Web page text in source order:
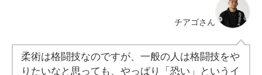
チアゴさん
柔術は格闘技なのですが、一般の人は格闘技をや
りたいなと思っても、やっぱり「恐い」というイ